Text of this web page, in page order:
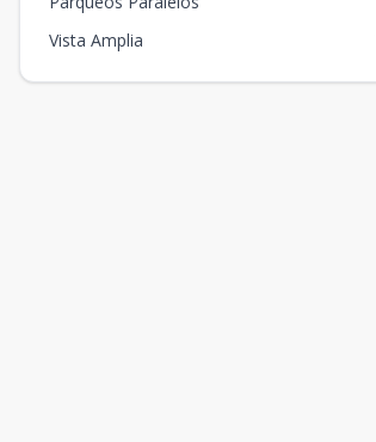
Vista Amplia